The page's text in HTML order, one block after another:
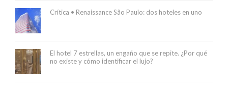
Crítica • Renaissance São Paulo: dos hoteles en uno
El hotel 7 estrellas, un engaño que se repite. ¿Por qué
no existe y cómo identificar el lujo?